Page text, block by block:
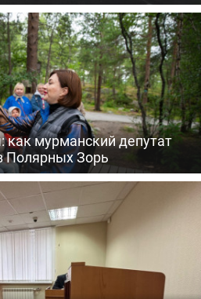
как мурманский депутат
Полярных Зорь